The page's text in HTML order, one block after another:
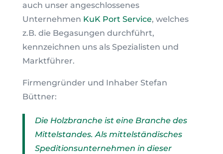
auch unser angeschlossenes
Unternehmen KuK Port Service, welches
z.B. die Begasungen durchführt,
kennzeichnen uns als Spezialisten und
Marktführer.
Firmengründer und Inhaber Stefan
Büttner:
Die Holzbranche ist eine Branche des
Mittelstandes. Als mittelständisches
Speditionsunternehmen in dieser